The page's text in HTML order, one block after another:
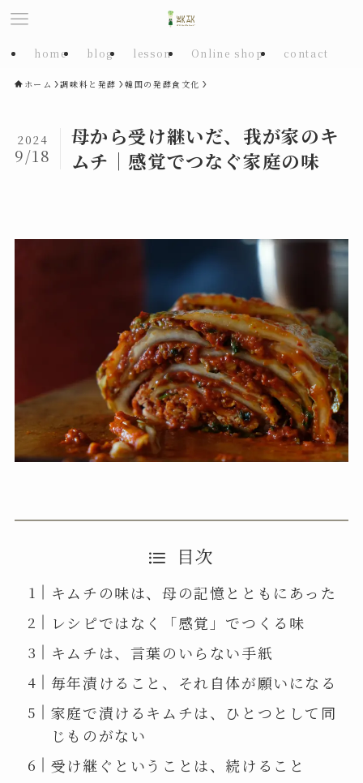
home blog lesson Online shop contact
ホーム 調味料と発酵 韓国の発酵食文化
母から受け継いだ、我が家のキ
ムチ｜感覚でつなぐ家庭の味
2024
9/18
目次
キムチの味は、母の記憶とともにあった
レシピではなく「感覚」でつくる味
キムチは、言葉のいらない手紙
毎年漬けること、それ自体が願いになる
家庭で漬けるキムチは、ひとつとして同
じものがない
受け継ぐということは、続けること